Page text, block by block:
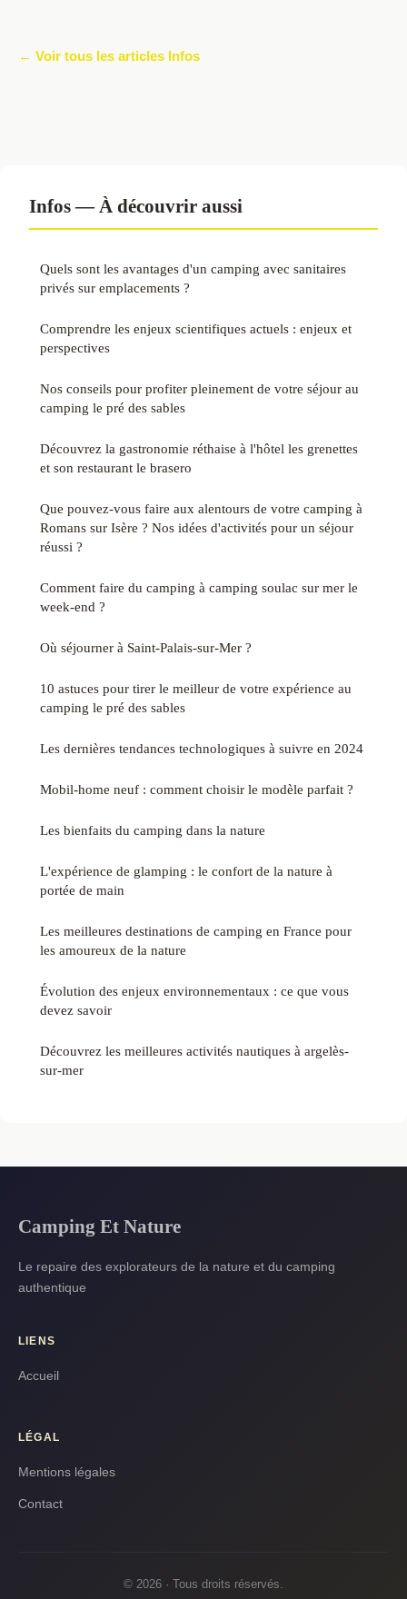
← Voir tous les articles Infos
Infos — À découvrir aussi
Quels sont les avantages d'un camping avec sanitaires
privés sur emplacements ?
Comprendre les enjeux scientifiques actuels : enjeux et
perspectives
Nos conseils pour profiter pleinement de votre séjour au
camping le pré des sables
Découvrez la gastronomie réthaise à l'hôtel les grenettes
et son restaurant le brasero
Que pouvez-vous faire aux alentours de votre camping à
Romans sur Isère ? Nos idées d'activités pour un séjour
réussi ?
Comment faire du camping à camping soulac sur mer le
week-end ?
Où séjourner à Saint-Palais-sur-Mer ?
10 astuces pour tirer le meilleur de votre expérience au
camping le pré des sables
Les dernières tendances technologiques à suivre en 2024
Mobil-home neuf : comment choisir le modèle parfait ?
Les bienfaits du camping dans la nature
L'expérience de glamping : le confort de la nature à
portée de main
Les meilleures destinations de camping en France pour
les amoureux de la nature
Évolution des enjeux environnementaux : ce que vous
devez savoir
Découvrez les meilleures activités nautiques à argelès-
sur-mer
Camping Et Nature
Le repaire des explorateurs de la nature et du camping
authentique
LIENS
Accueil
LÉGAL
Mentions légales
Contact
© 2026 · Tous droits réservés.